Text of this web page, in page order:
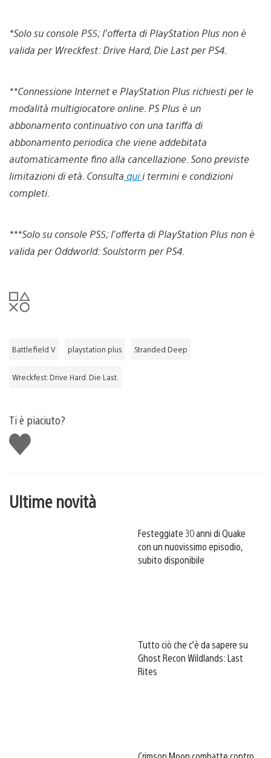
*Solo su console PS5; l’offerta di PlayStation Plus non è
valida per Wreckfest: Drive Hard, Die Last per PS4.
**Connessione Internet e PlayStation Plus richiesti per le
modalità multigiocatore online. PS Plus è un
abbonamento continuativo con una tariffa di
abbonamento periodica che viene addebitata
automaticamente fino alla cancellazione. Sono previste
limitazioni di età. Consulta quii termini e condizioni
completi.
***Solo su console PS5; l’offerta di PlayStation Plus non è
valida per Oddworld: Soulstorm per PS4.
Battlefield V playstation plus Stranded Deep
Wreckfest: Drive Hard. Die Last.
Ti è piaciuto?
Mi
piace
Ultime novità
Festeggiate 30 anni di Quake
con un nuovissimo episodio,
subito disponibile
Tutto ciò che c’è da sapere su
Ghost Recon Wildlands: Last
Rites